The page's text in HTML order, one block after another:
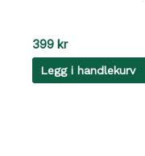
399 kr
Legg i handlekurv